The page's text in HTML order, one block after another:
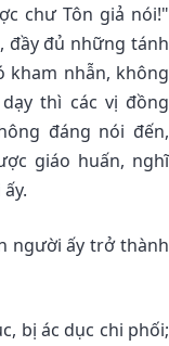
chư Tôn giả nói!"
đầy đủ những tánh
kham nhẫn, không
thì các vị đồng
đáng nói đến,
giáo huấn, nghĩ
người ấy trở thành
bị ác dục chi phối;